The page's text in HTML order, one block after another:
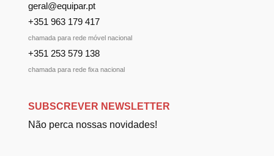
geral@equipar.pt
+351 963 179 417
chamada para rede móvel nacional
+351 253 579 138
chamada para rede fixa nacional
SUBSCREVER NEWSLETTER
Não perca nossas novidades!